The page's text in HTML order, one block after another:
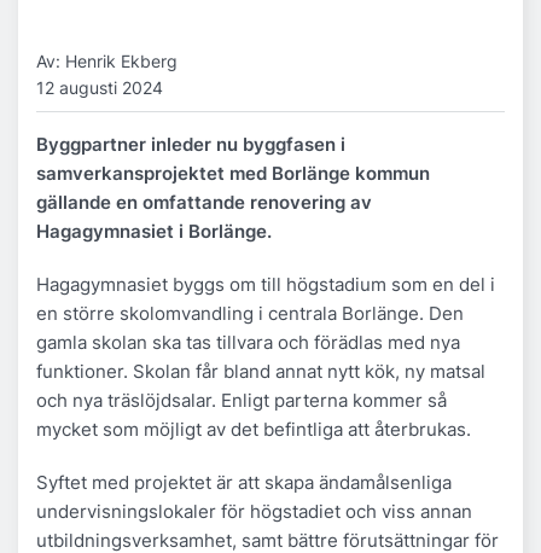
Av: Henrik Ekberg
12 augusti 2024
Byggpartner inleder nu byggfasen i
samverkansprojektet med Borlänge kommun
gällande en omfattande renovering av
Hagagymnasiet i Borlänge.
Hagagymnasiet byggs om till högstadium som en del i
en större skolomvandling i centrala Borlänge. Den
gamla skolan ska tas tillvara och förädlas med nya
funktioner. Skolan får bland annat nytt kök, ny matsal
och nya träslöjdsalar. Enligt parterna kommer så
mycket som möjligt av det befintliga att återbrukas.
Syftet med projektet är att skapa ändamålsenliga
undervisningslokaler för högstadiet och viss annan
utbildningsverksamhet, samt bättre förutsättningar för